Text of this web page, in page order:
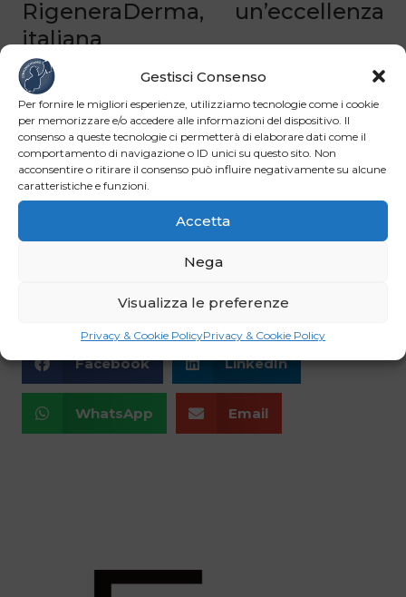
Gestisci Consenso
Per fornire le migliori esperienze, utilizziamo tecnologie come i cookie
per memorizzare e/o accedere alle informazioni del dispositivo. Il
consenso a queste tecnologie ci permetterà di elaborare dati come il
comportamento di navigazione o ID unici su questo sito. Non
acconsentire o ritirare il consenso può influire negativamente su alcune
caratteristiche e funzioni.
Accetta
Nega
Visualizza le preferenze
Privacy & Cookie PolicyPrivacy & Cookie Policy
RigeneraDerma, un’eccellenza
italiana
Nato nel 2022, il progetto RigeneraDerma offre cure
gratuite per le cicatrici a 500 persone che non possono
sostenerne i costi. Si basa sulla tecnologia
Biodermogenesi, un metodo indolore e non invasivo che
stimola la rigenerazione cutanea senza provocare danni
alla pelle. La metodologia, interamente italiana, è oggi
presente in 32 Paesi e rappresenta una delle innovazioni
più riconosciute a livello internazionale nel trattamento
delle cicatrici complesse, con un’ampia letteratura
Facebook LinkedIn
WhatsApp Email